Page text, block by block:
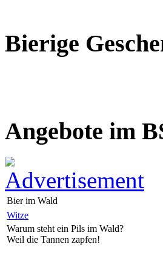
Bierige
Angebote im
Bier im Wald
Witze
Warum steht ein Pils im Wald?
Weil die Tannen zapfen!